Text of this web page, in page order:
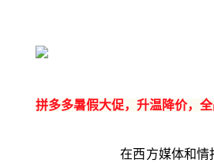
拼多多暑假大促，升温降价，
在西方媒体和情